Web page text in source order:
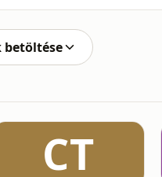
betöltése
CT